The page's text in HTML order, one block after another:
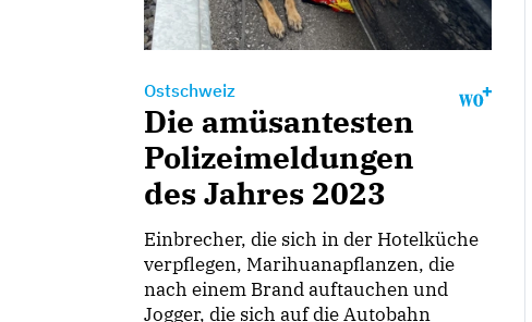
Ostschweiz
Die amüsantesten
Polizeimeldungen
des Jahres 2023
Einbrecher, die sich in der Hotelküche
verpflegen, Marihuanapflanzen, die
nach einem Brand auftauchen und
Jogger, die sich auf die Autobahn